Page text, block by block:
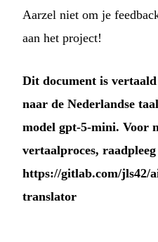
Aarzel niet om je
aan het project!
Dit document is
naar de Nederlandse
model gpt-5-mini. Voor
vertaalproces, raadpleeg
https://gitlab.com/jls42/
translator